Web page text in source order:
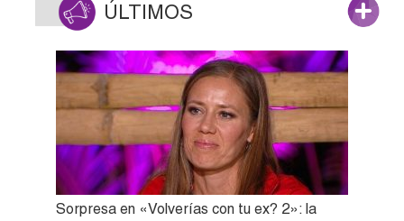
ÚLTIMOS
Sorpresa en «Volverías con tu ex? 2»: la